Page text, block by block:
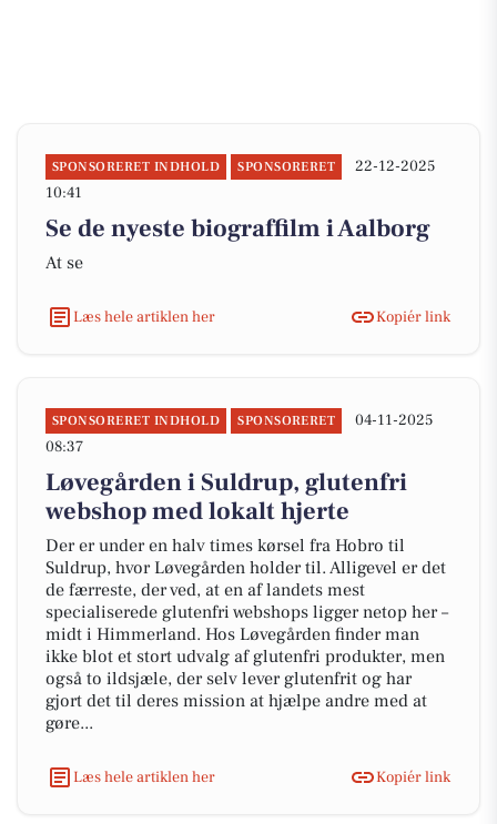
SPONSORERET INDHOLD SPONSORERET
22-12-2025
10:41
Se de nyeste biograffilm i Aalborg
At se
Læs hele artiklen her Kopiér link
SPONSORERET INDHOLD SPONSORERET
04-11-2025
08:37
Løvegården i Suldrup, glutenfri
webshop med lokalt hjerte
Der er under en halv times kørsel fra Hobro til
Suldrup, hvor Løvegården holder til. Alligevel er det
de færreste, der ved, at en af landets mest
specialiserede glutenfri webshops ligger netop her –
midt i Himmerland. Hos Løvegården finder man
ikke blot et stort udvalg af glutenfri produkter, men
også to ildsjæle, der selv lever glutenfrit og har
gjort det til deres mission at hjælpe andre med at
gøre...
Læs hele artiklen her Kopiér link